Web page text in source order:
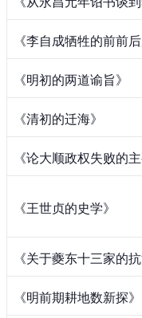
《李自成牺牲的前
《明初的两道谕旨》
《清初的迁海》
《论大顺政权失败的
《王世贞的史学》
《关于夔东十三家的
《明前期耕地数新探》